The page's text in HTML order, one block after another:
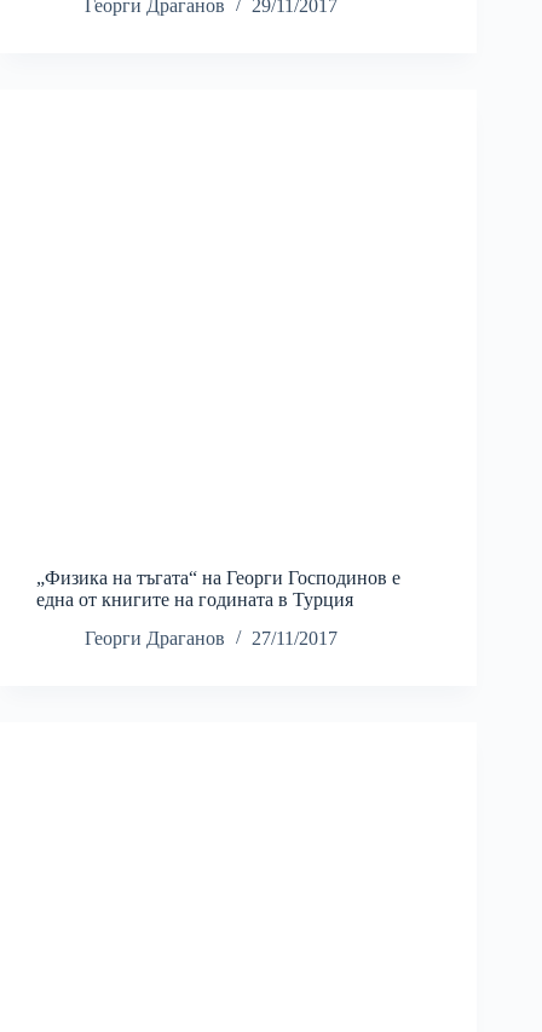
Георги Драганов 29/11/2017
„Физика на тъгата“ на Георги Господинов е
една от книгите на годината в Турция
Георги Драганов
27/11/2017